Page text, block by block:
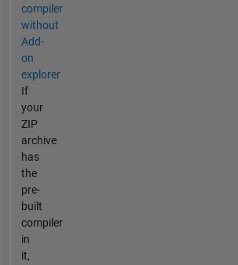
compiler
without
Add-
on
explorer
If
your
ZIP
archive
has
the
pre-
built
compiler
in
it,